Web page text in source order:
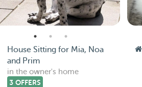
House Sitting for Mia, Noa
and Prim
in the owner's home
3 OFFERS